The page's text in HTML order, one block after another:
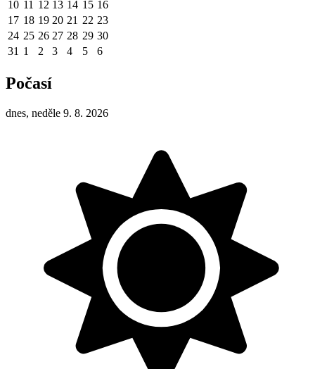
10 11 12 13 14 15 16
17 18 19 20 21 22 23
24 25 26 27 28 29 30
31 1 2 3 4 5 6
Počasí
dnes, neděle 9. 8. 2026